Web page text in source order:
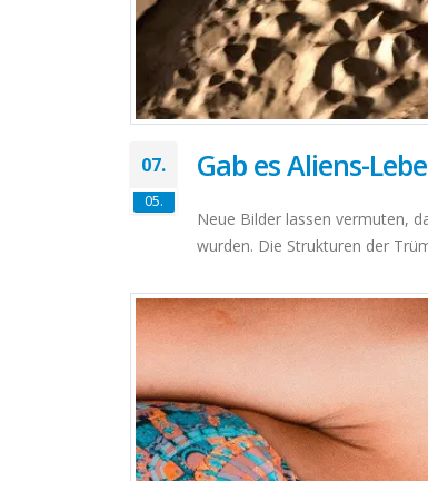
07.
05.
Gab es Aliens-
Neue Bilder lassen vermuten,
wurden. Die Strukturen der